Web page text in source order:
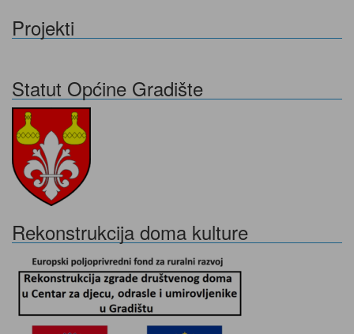
Projekti
Statut Općine Gradište
Rekonstrukcija doma kulture